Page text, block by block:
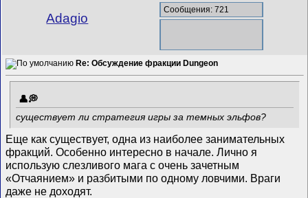
Adagio
Сообщения: 721
Re: Обсуждение фракции Dungeon
существует ли стратегия игры за темных эльфов?
Еще как существует, одна из наиболее занимательных
фракций. Особенно интересно в начале. Лично я
использую слезливого мага с очень зачетным
«Отчаянием» и разбитыми по одному ловчими. Враги
даже не доходят.